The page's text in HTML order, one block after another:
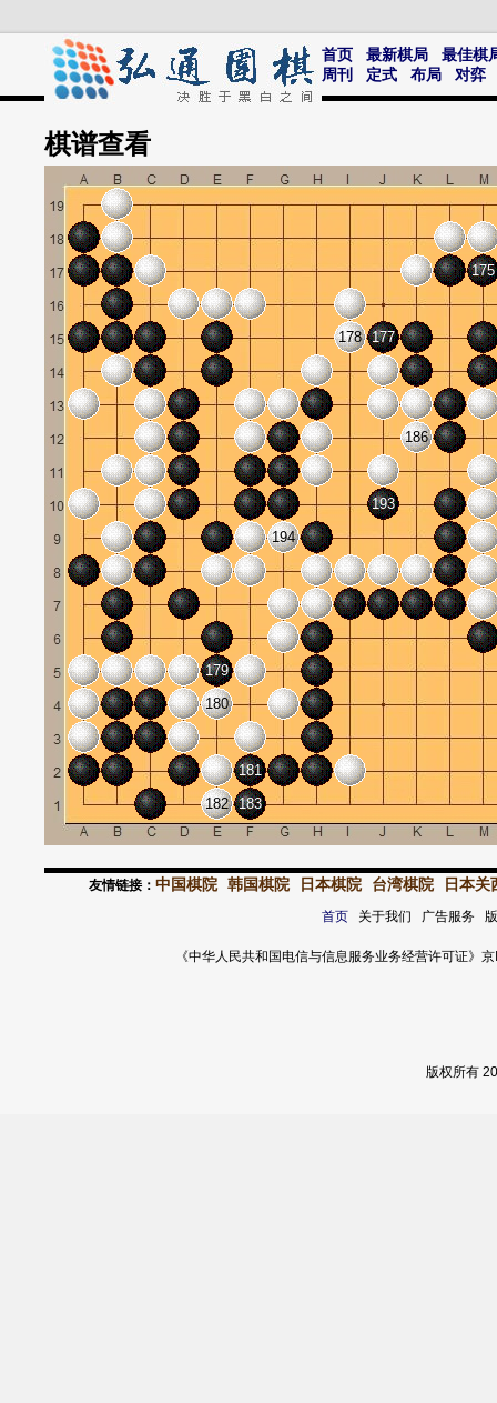
首页 最新棋局
最佳棋
周刊
定式 布局 对弈
棋谱查看
175
177
178
179
180
181
182 183
186
193
194
友情链接： 中国棋院 韩国棋院 日本棋院 台湾棋院 日本关
首页关于我们 广告服务
《中华人民共和国电信与信息服务业务经营许可证
版权所有